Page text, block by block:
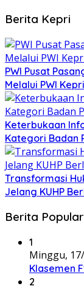
Berita Kepri
PWI Pusat
Melalui PWI Kepri
Keterbukaan
Kategori Badan
Transformasi
Jelang KUHP
Berita Popular
1
Minggu,
Klasemen
2